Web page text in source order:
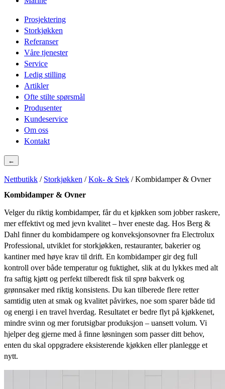
Prosjektering
Storkjøkken
Referanser
Våre tjenester
Service
Ledig stilling
Artikler
Ofte stilte spørsmål
Produsenter
Kundeservice
Om oss
Kontakt
←
Nettbutikk / Storkjøkken /Kok- & Stek / Kombidamper & Ovner
Kombidamper & Ovner
Velger du riktig kombidamper, får du et kjøkken som jobber raskere,
mer effektivt og med jevn kvalitet – hver eneste dag. Hos Berg &
Dahl finner du kombidampere og konveksjonsovner fra Electrolux
Professional, utviklet for storkjøkken, restauranter, bakerier og
kantiner med høye krav til drift. En kombidamper gir deg full
kontroll over både temperatur og fuktighet, slik at du lykkes med alt
fra saftig kjøtt og perfekt tilberedt fisk til sprø bakverk og
grønnsaker med riktig konsistens. Du kan tilberede flere retter
samtidig uten at smak og kvalitet påvirkes, noe som sparer både tid
og energi i en travel hverdag. Resultatet er bedre flyt på kjøkkenet,
mindre svinn og mer forutsigbar produksjon – uansett volum. Vi
hjelper deg gjerne med å finne løsningen som passer ditt behov,
enten du skal oppgradere eksisterende kjøkken eller planlegge et
nytt.